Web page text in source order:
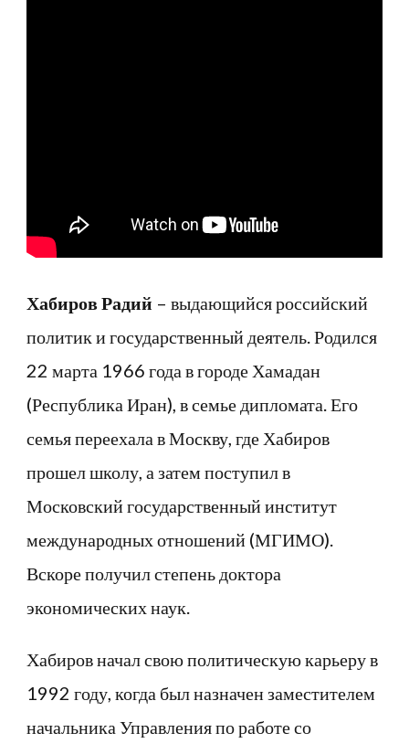
Хабиров Радий – выдающийся российский
политик и государственный деятель. Родился
22 марта 1966 года в городе Хамадан
(Республика Иран), в семье дипломата. Его
семья переехала в Москву, где Хабиров
прошел школу, а затем поступил в
Московский государственный институт
международных отношений (МГИМО).
Вскоре получил степень доктора
экономических наук.
Хабиров начал свою политическую карьеру в
1992 году, когда был назначен заместителем
начальника Управления по работе со